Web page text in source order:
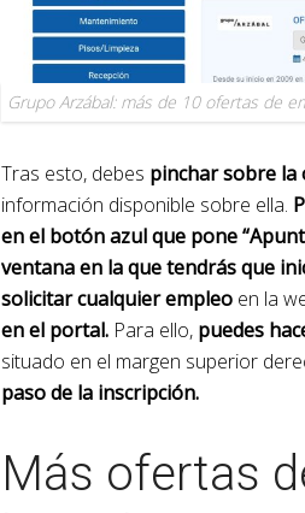
Grupo Arzábal: más de 10 ofertas de
Tras esto, debes pinchar sobre la
información disponible sobre ella.
en el botón azul que pone
ventana en la que tendrás que
solicitar cualquier empleo en la
en el portal. Para ello, puedes
situado en el margen superior
paso de la inscripción.
Más ofertas